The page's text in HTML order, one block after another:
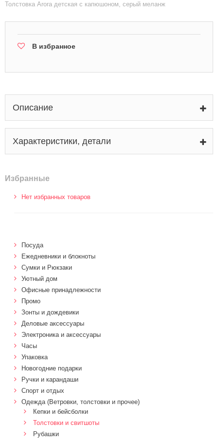
Толстовка Arora детская с капюшоном, серый меланж
В избранное
Описание
Характеристики, детали
Избранные
Нет избранных товаров
Посуда
Ежедневники и блокноты
Сумки и Рюкзаки
Уютный дом
Офисные принадлежности
Промо
Зонты и дождевики
Деловые аксессуары
Электроника и аксессуары
Часы
Упаковка
Новогодние подарки
Ручки и карандаши
Спорт и отдых
Одежда (Ветровки, толстовки и прочее)
Кепки и бейсболки
Толстовки и свитшоты
Рубашки